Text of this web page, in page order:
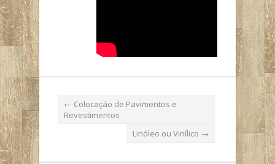
← Colocação de Pavimentos e
Revestimentos
Linóleo ou Vinílico →